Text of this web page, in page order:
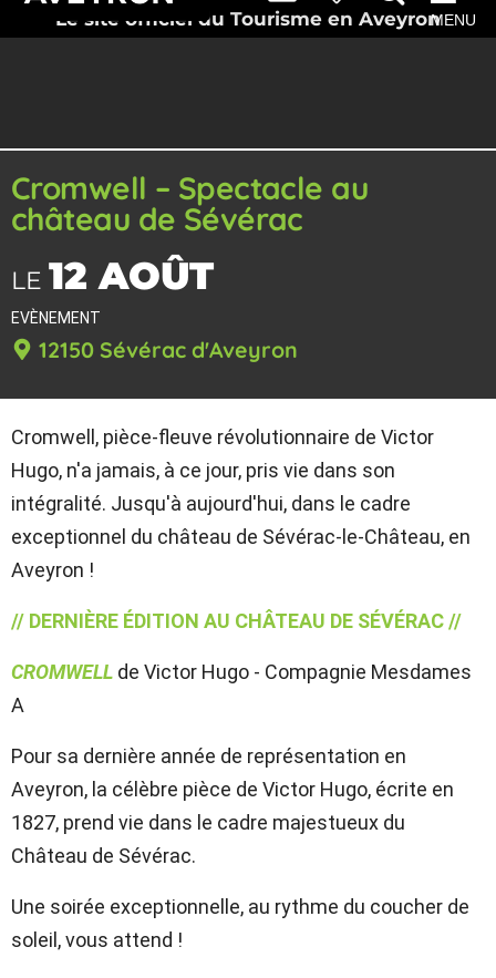
Le site officiel du Tourisme en AveyronMENU
Cromwell – Spectacle au
château de Sévérac
LE 12 AOÛT
EVÈNEMENT
12150 Sévérac d'Aveyron
Cromwell, pièce-fleuve révolutionnaire de Victor
Hugo, n'a jamais, à ce jour, pris vie dans son
intégralité. Jusqu'à aujourd'hui, dans le cadre
exceptionnel du château de Sévérac-le-Château, en
Aveyron !
// DERNIÈRE ÉDITION AU CHÂTEAU DE SÉVÉRAC //
CROMWELL de Victor Hugo - Compagnie Mesdames
A
Pour sa dernière année de représentation en
Aveyron, la célèbre pièce de Victor Hugo, écrite en
1827, prend vie dans le cadre majestueux du
Château de Sévérac.
Une soirée exceptionnelle, au rythme du coucher de
soleil, vous attend !